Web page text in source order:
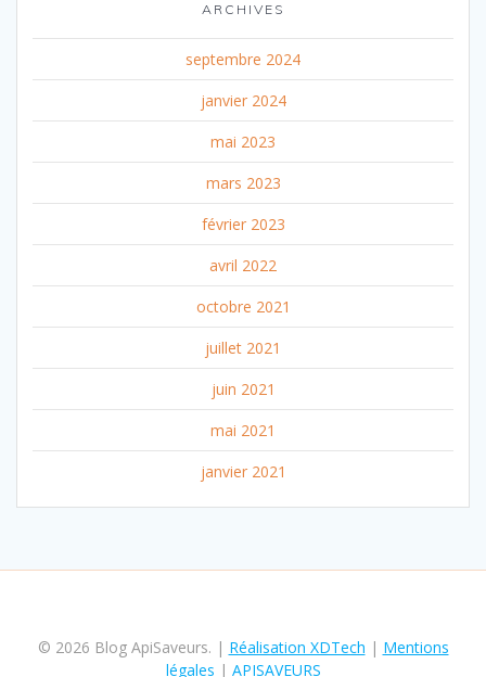
ARCHIVES
septembre 2024
janvier 2024
mai 2023
mars 2023
février 2023
avril 2022
octobre 2021
juillet 2021
juin 2021
mai 2021
janvier 2021
© 2026 Blog ApiSaveurs. | Réalisation XDTech | Mentions
légales | APISAVEURS